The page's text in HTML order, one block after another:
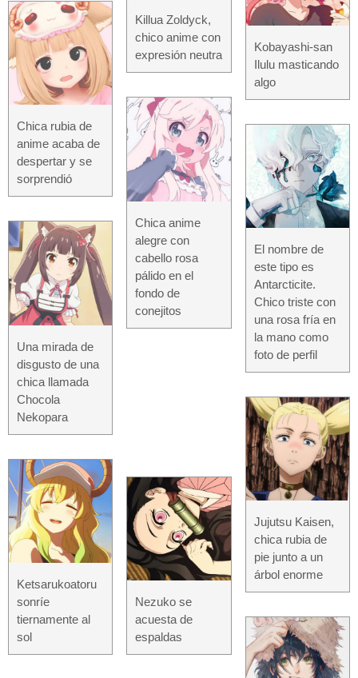
Chica rubia de
anime acaba de
despertar y se
sorprendió
Una mirada de
disgusto de una
chica llamada
Chocola
Nekopara
Ketsarukoatoru
sonríe
tiernamente al
sol
Killua Zoldyck,
chico anime con
expresión neutra
Chica anime
alegre con
cabello rosa
pálido en el
fondo de
conejitos
Nezuko se
acuesta de
espaldas
Kobayashi-san
Ilulu masticando
algo
El nombre de
este tipo es
Antarcticite.
Chico triste con
una rosa fría en
la mano como
foto de perfil
Jujutsu Kaisen,
chica rubia de
pie junto a un
árbol enorme